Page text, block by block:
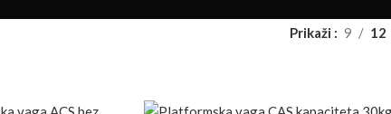
Prikaži 9 12